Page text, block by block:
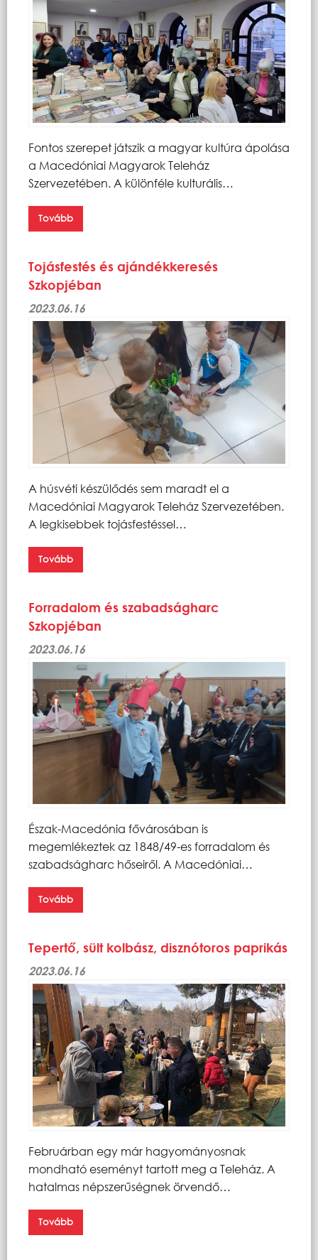
Fontos szerepet játszik a magyar kultúra ápolása
a Macedóniai Magyarok Teleház
Szervezetében. A különféle kulturális…
Tovább
Tojásfestés és ajándékkeresés
Szkopjéban
2023.06.16
A húsvéti készülődés sem maradt el a
Macedóniai Magyarok Teleház Szervezetében.
A legkisebbek tojásfestéssel…
Tovább
Forradalom és szabadságharc
Szkopjéban
2023.06.16
Észak-Macedónia fővárosában is
megemlékeztek az 1848/49-es forradalom és
szabadságharc hőseiről. A Macedóniai…
Tovább
Tepertő, sült kolbász, disznótoros paprikás
2023.06.16
Februárban egy már hagyományosnak
mondható eseményt tartott meg a Teleház. A
hatalmas népszerűségnek örvendő…
Tovább